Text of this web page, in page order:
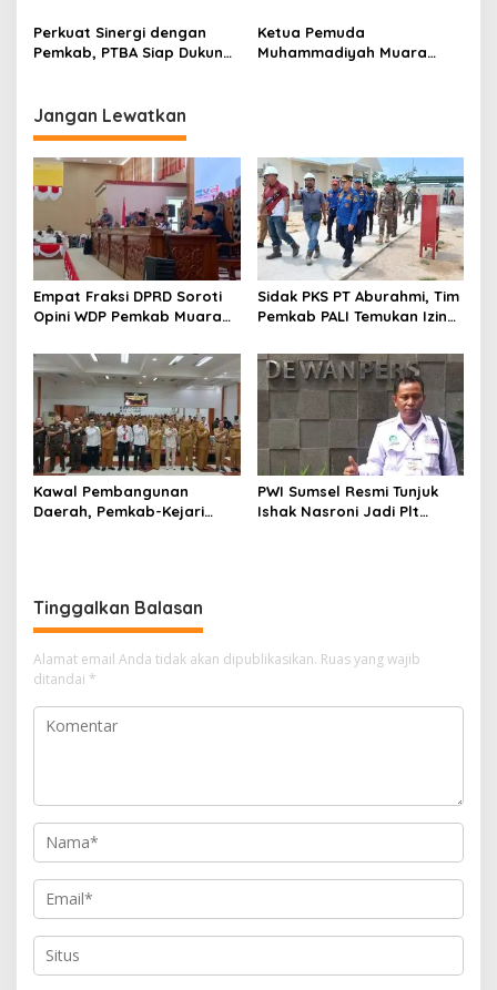
Rabain Muara Enim Ditunda
Muara Enim Turun Verifikasi
Perkuat Sinergi dengan
Pemkab, PTBA Siap Dukung
Ketua Pemuda
Muhammadiyah Muara
Jangan Lewatkan
Empat Fraksi DPRD Soroti
Opini WDP Pemkab Muara
Kelola Keuangan
Sidak PKS PT Aburahmi, Tim
Pemkab PALI Temukan Izin
Kawal Pembangunan
Daerah, Pemkab-Kejari
PWI Sumsel Resmi Tunjuk
Ishak Nasroni Jadi Plt
Tinggalkan Balasan
Alamat email Anda tidak akan dipublikasikan. Ruas yang wajib
ditandai *